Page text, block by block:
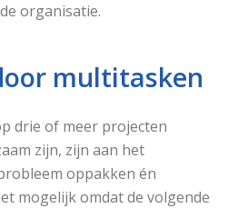
organisatie.
multitasken
drie of meer projecten
zijn, zijn aan het
oppakken én
mogelijk omdat de volgende